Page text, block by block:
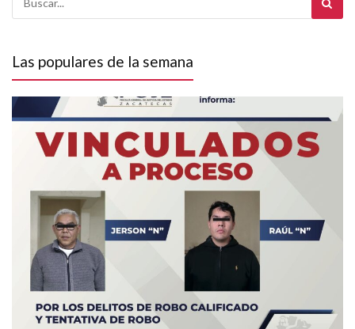
Las populares de la semana